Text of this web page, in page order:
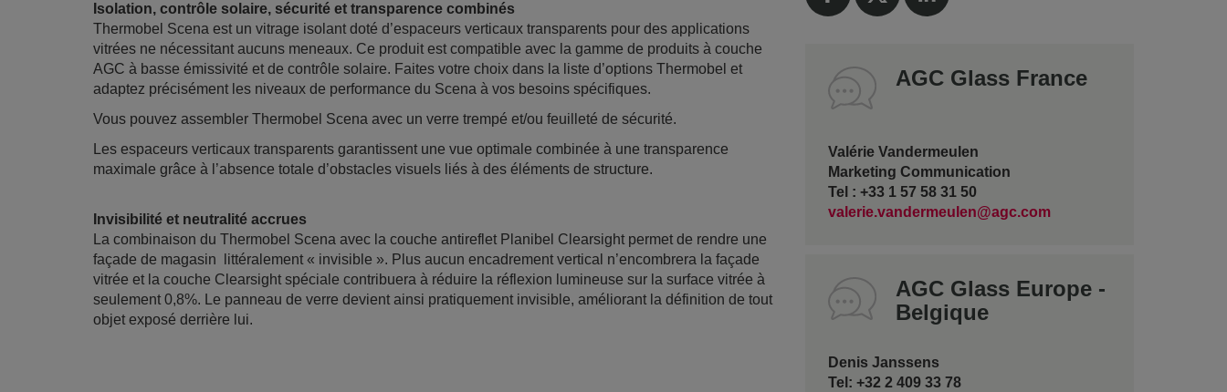
Isolation, contrôle solaire, sécurité et transparence combinés
Thermobel Scena est un vitrage isolant doté d’espaceurs verticaux transparents pour des applications
vitrées ne nécessitant aucuns meneaux. Ce produit est compatible avec la gamme de produits à couche
AGC à basse émissivité et de contrôle solaire. Faites votre choix dans la liste d’options Thermobel et
adaptez précisément les niveaux de performance du Scena à vos besoins spécifiques.
Vous pouvez assembler Thermobel Scena avec un verre trempé et/ou feuilleté de sécurité.
Les espaceurs verticaux transparents garantissent une vue optimale combinée à une transparence
maximale grâce à l’absence totale d’obstacles visuels liés à des éléments de structure.
Invisibilité et neutralité accrues
La combinaison du Thermobel Scena avec la couche antireflet Planibel Clearsight permet de rendre une
façade de magasin littéralement « invisible ». Plus aucun encadrement vertical n’encombrera la façade
vitrée et la couche Clearsight spéciale contribuera à réduire la réflexion lumineuse sur la surface vitrée à
seulement 0,8%. Le panneau de verre devient ainsi pratiquement invisible, améliorant la définition de tout
objet exposé derrière lui.
AGC Glass France
Valérie Vandermeulen
Marketing Communication
Tel : +33 1 57 58 31 50
valerie.vandermeulen@agc.com
AGC Glass Europe -
Belgique
Denis Janssens
Tel: +32 2 409 33 78